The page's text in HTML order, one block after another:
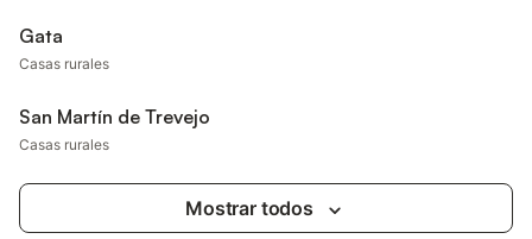
Gata
Casas rurales
San Martín de Trevejo
Casas rurales
Mostrar todos